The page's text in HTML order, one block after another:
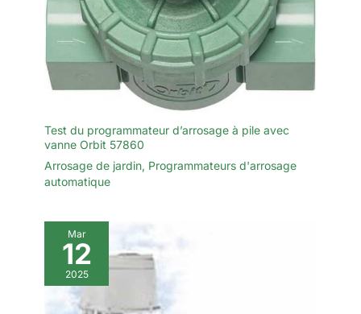
Test du programmateur d’arrosage à pile avec
vanne Orbit 57860
Arrosage de jardin, Programmateurs d'arrosage
automatique
Mar
12
2025